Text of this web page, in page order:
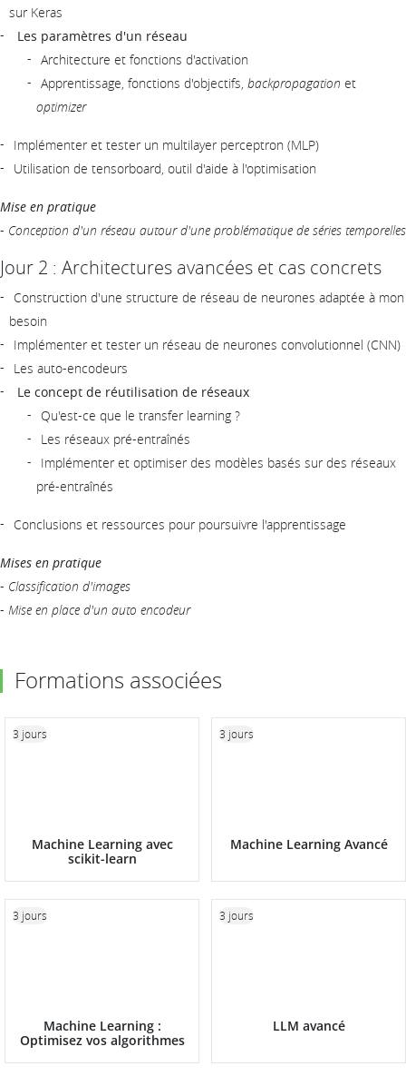
sur Keras
Les paramètres d'un réseau
Architecture et fonctions d'activation
Apprentissage, fonctions d'objectifs, backpropagation et
optimizer
Implémenter et tester un multilayer perceptron (MLP)
Utilisation de tensorboard, outil d'aide à l'optimisation
Mise en pratique
- Conception d'un réseau autour d'une problématique de séries temporelles
Jour 2 : Architectures avancées et cas concrets
Construction d'une structure de réseau de neurones adaptée à mon
besoin
Implémenter et tester un réseau de neurones convolutionnel (CNN)
Les auto-encodeurs
Le concept de réutilisation de réseaux
Qu'est-ce que le transfer learning ?
Les réseaux pré-entraînés
Implémenter et optimiser des modèles basés sur des réseaux
pré-entraînés
Conclusions et ressources pour poursuivre l'apprentissage
Mises en pratique
- Classification d'images
- Mise en place d'un auto encodeur
Formations associées
Machine Learning avec
scikit-learn
3 jours
Machine Learning Avancé
3 jours
Machine Learning :
Optimisez vos algorithmes
3 jours
LLM avancé
3 jours